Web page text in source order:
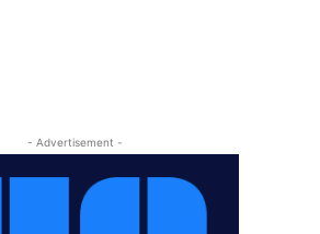
- Advertisement -